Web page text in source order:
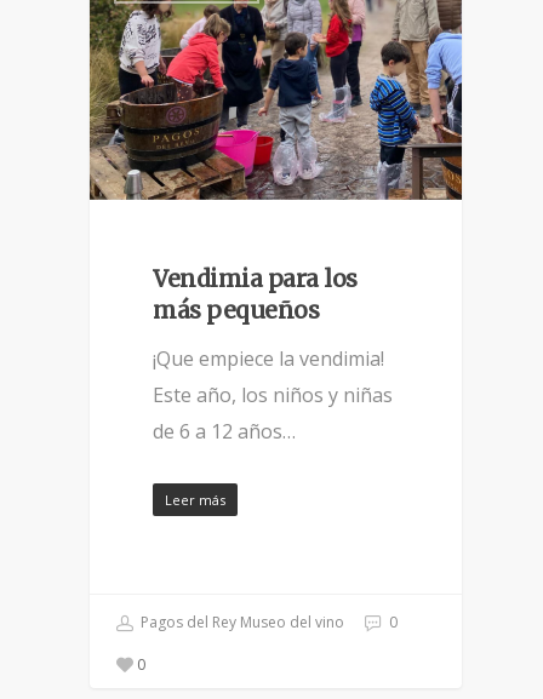
Vendimia para los
más pequeños
¡Que empiece la vendimia!
Este año, los niños y niñas
de 6 a 12 años…
Leer más
Pagos del Rey Museo del vino 0
0